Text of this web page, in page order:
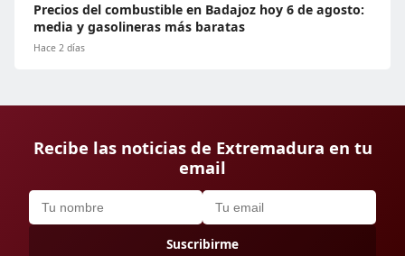
Precios del combustible en Badajoz hoy 6 de agosto:
media y gasolineras más baratas
Hace 2 días
Recibe las noticias de Extremadura en tu
email
Suscribirme